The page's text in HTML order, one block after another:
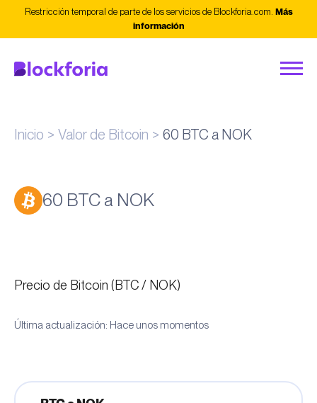
Restricción temporal de parte de los servicios de Blockforia.com. Más
información
Inicio Valor de Bitcoin 60 BTC a NOK
60 BTC a NOK
Precio de Bitcoin (BTC / NOK)
Última actualización: Hace unos momentos